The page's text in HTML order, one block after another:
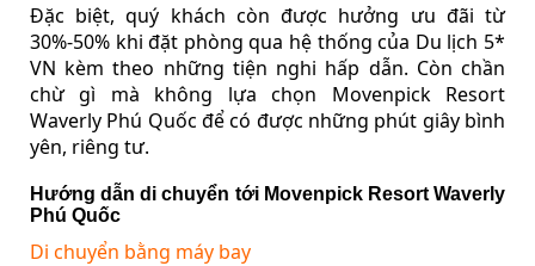
Đặc biệt, quý khách còn được hưởng ưu đãi từ
30%-50% khi đặt phòng qua hệ thống của Du lịch 5*
VN kèm theo những tiện nghi hấp dẫn. Còn chần
chừ gì mà không lựa chọn Movenpick Resort
Waverly Phú Quốc để có được những phút giây bình
yên, riêng tư.
Hướng dẫn di chuyển tới Movenpick Resort Waverly
Phú Quốc
Di chuyển bằng máy bay